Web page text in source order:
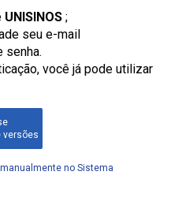
UNISINOS ;
seu e-mail
senha.
você já pode utilizar
versões
no Sistema